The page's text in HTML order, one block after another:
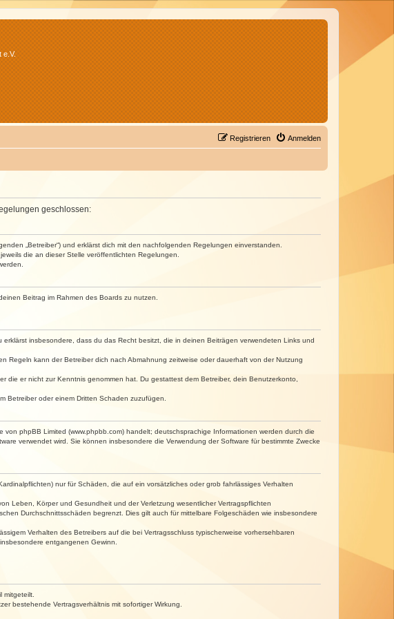
e.V.
Anmelden
Registrieren
geschlossen:
„Betreiber“) und erklärst dich mit den nachfolgenden Regelungen einverstanden.
die an dieser Stelle veröffentlichten Regelungen.
Beitrag im Rahmen des Boards zu nutzen.
insbesondere, dass du das Recht besitzt, die in deinen Beiträgen verwendeten Links und
Regeln kann der Betreiber dich nach Abmahnung zeitweise oder dauerhaft von der Nutzung
er nicht zur Kenntnis genommen hat. Du gestattest dem Betreiber, dein Benutzerkonto,
Betreiber oder einem Dritten Schaden zuzufügen.
von phpBB Limited (www.phpbb.com) handelt; deutschsprachige Informationen werden durch die
verwendet wird. Sie können insbesondere die Verwendung der Software für bestimmte Zwecke
nur für Schäden, die auf ein vorsätzliches oder grob fahrlässiges Verhalten
Leben, Körper und Gesundheit und der Verletzung wesentlicher Vertragspflichten
Durchschnittsschäden begrenzt. Dies gilt auch für mittelbare Folgeschäden wie insbesondere
Verhalten des Betreibers auf die bei Vertragsschluss typischerweise vorhersehbaren
entgangenen Gewinn.
mitgeteilt.
bestehende Vertragsverhältnis mit sofortiger Wirkung.